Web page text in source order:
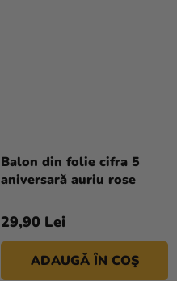
Balon din folie cifra 5
aniversară auriu rose
29,90 Lei
ADAUGĂ ÎN COŞ